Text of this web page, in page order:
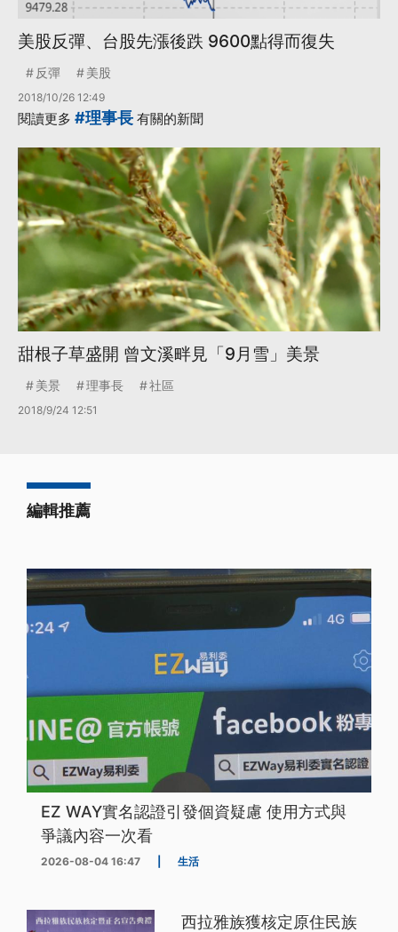
美股反彈、台股先漲後跌 9600點得而復失
反彈 美股
2018/10/26 12:49
閱讀更多 #理事長 有關的新聞
甜根子草盛開 曾文溪畔見「9月雪」美景
美景 理事長 社區
2018/9/24 12:51
編輯推薦
EZ WAY實名認證引發個資疑慮 使用方式與
爭議內容一次看
2026-08-04 16:47 生活
西拉雅族獲核定原住民族